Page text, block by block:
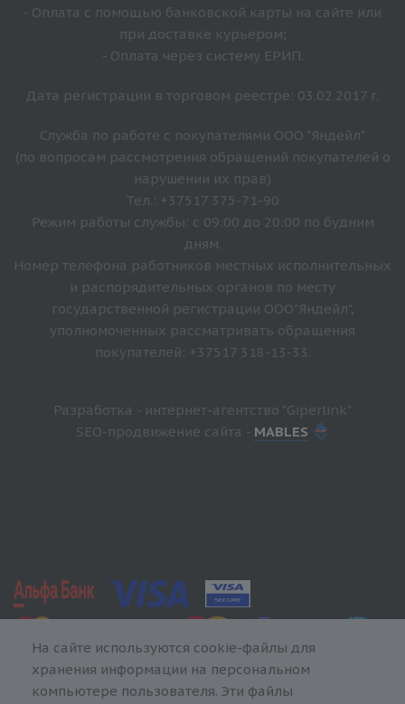
- Оплата с помощью банковской карты на сайте или
при доставке курьером;
- Оплата через систему ЕРИП.
Дата регистрации в торговом реестре: 03.02.2017 г.
Служба по работе с покупателями ООО "Яндейл"
(по вопросам рассмотрения обращений покупателей о
нарушении их прав)
Тел.: +37517 375-71-90
Режим работы службы: с 09:00 до 20:00 по будним
дням.
Номер телефона работников местных исполнительных
и распорядительных органов по месту
государственной регистрации ООО"Яндейл",
уполномоченных рассматривать обращения
покупателей: +37517 318-13-33.
Разработка - интернет-агентство "Giperlink"
SEO-продвижение сайта - MABLES
На сайте используются cookie-файлы для
хранения информации на персональном
компьютере пользователя. Эти файлы